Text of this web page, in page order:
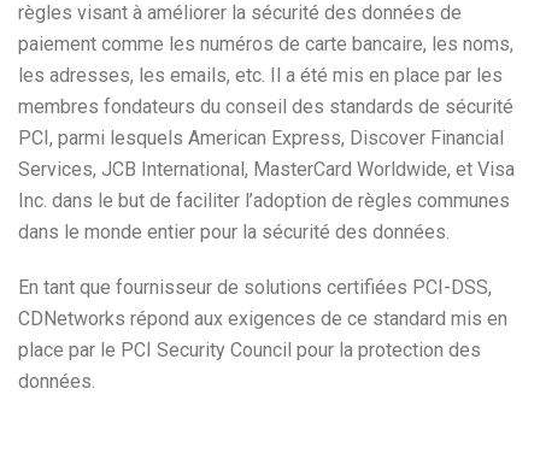
règles visant à améliorer la sécurité des données de
paiement comme les numéros de carte bancaire, les noms,
les adresses, les emails, etc. Il a été mis en place par les
membres fondateurs du conseil des standards de sécurité
PCI, parmi lesquels American Express, Discover Financial
Services, JCB International, MasterCard Worldwide, et Visa
Inc. dans le but de faciliter l’adoption de règles communes
dans le monde entier pour la sécurité des données.
En tant que fournisseur de solutions certifiées PCI-DSS,
CDNetworks répond aux exigences de ce standard mis en
place par le PCI Security Council pour la protection des
données.